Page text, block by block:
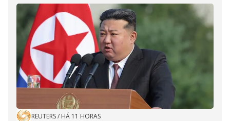
REUTERS/ HÁ 11 HORAS